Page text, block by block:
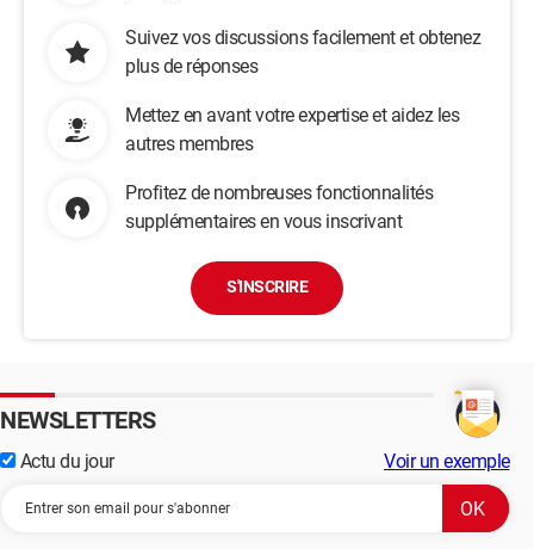
Suivez vos discussions facilement et obtenez
plus de réponses
Mettez en avant votre expertise et aidez les
autres membres
Profitez de nombreuses fonctionnalités
supplémentaires en vous inscrivant
S'INSCRIRE
NEWSLETTERS
Actu du jour Voir un exemple